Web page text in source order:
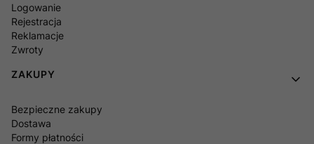
Logowanie
Rejestracja
Reklamacje
Zwroty
ZAKUPY
Bezpieczne zakupy
Dostawa
Formy płatności